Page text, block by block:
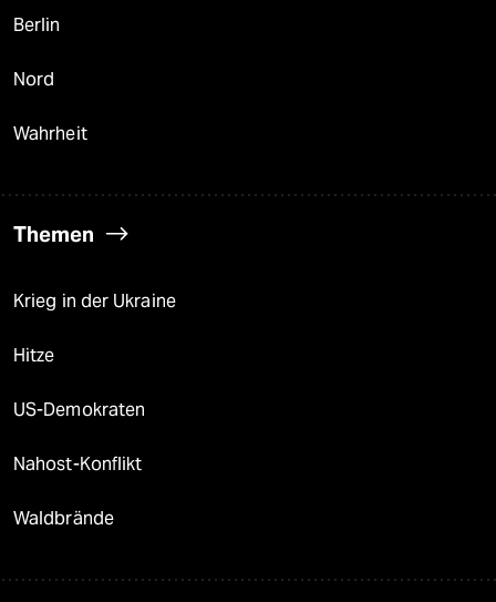
Berlin
Nord
Wahrheit
Themen
Krieg in der Ukraine
Hitze
US-Demokraten
Nahost-Konflikt
Waldbrände